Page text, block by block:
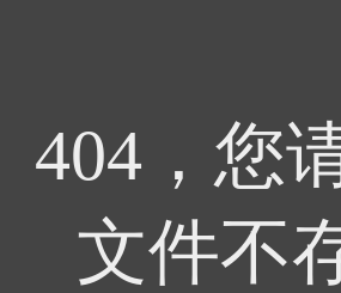
404，您
文件不